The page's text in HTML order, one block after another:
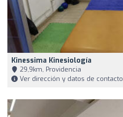
Kinessima Kinesiología
29,9km, Providencia
Ver dirección y datos de contacto